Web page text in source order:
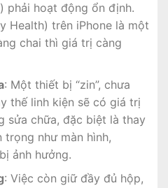
phải hoạt động ổn định.
Health) trên iPhone là một
chai thì giá trị càng
: Một thiết bị “zin”, chưa
thế linh kiện sẽ có giá trị
sửa chữa, đặc biệt là thay
như màn hình,
ảnh hưởng.
: Việc còn giữ đầy đủ hộp,